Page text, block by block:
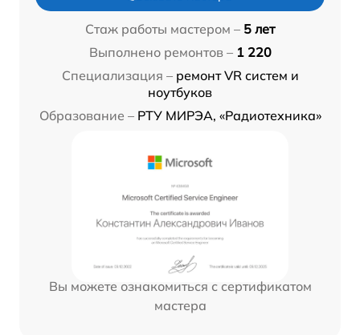
Стаж работы мастером – 5 лет
Выполнено ремонтов – 1 220
Специализация – ремонт VR систем и
ноутбуков
Образование – РТУ МИРЭА, «Радиотехника»
Вы можете ознакомиться с сертификатом
мастера